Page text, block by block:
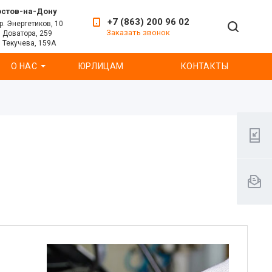
на-Дону
Энергетиков, 10
Доватора, 259
Текучева, 159А
+7 (863) 200 96 02
Заказать звонок
О НАС ЮРЛИЦАМ КОНТАКТЫ